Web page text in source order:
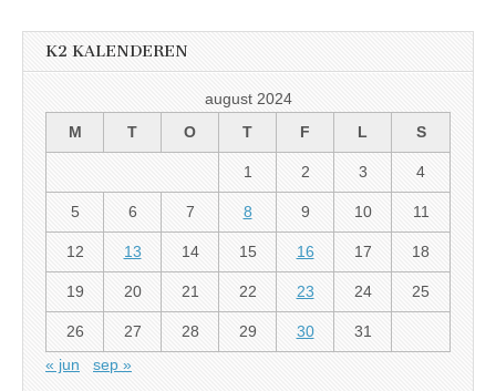
K2 KALENDEREN
august 2024
M
T O T F L S
1 2 3 4
5 6 7 8 9 10 11
12 13 14 15 16 17 18
19 20 21 22 23 24 25
26 27 28 29 30
31
« jun
sep »